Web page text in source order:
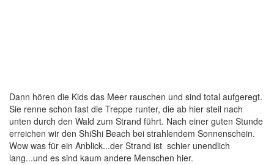
Dann hören die Kids das Meer rauschen und sind total aufgeregt.
Sie renne schon fast die Treppe runter, die ab hier steil nach
unten durch den Wald zum Strand führt. Nach einer guten Stunde
erreichen wir den ShiShi Beach bei strahlendem Sonnenschein.
Wow was für ein Anblick...der Strand ist schier unendlich
lang...und es sind kaum andere Menschen hier.